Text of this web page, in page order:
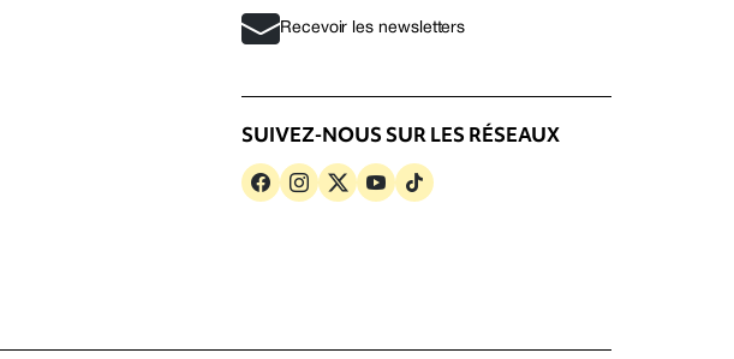
Recevoir les newsletters
SUIVEZ-NOUS SUR LES RÉSEAUX